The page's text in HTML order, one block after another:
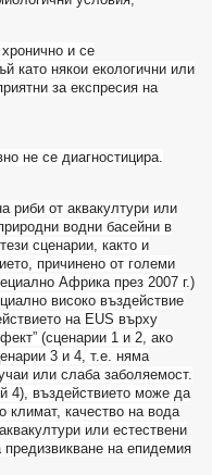
и се
като някои екологични или
за експресия на
не се диагностицира.
риби от аквакултури или
водни басейни в
сценарии, както и
причинено от големи
Африка през 2007 г.)
високо въздействие
на EUS върху
(сценарии 1 и 2, ако
3 и 4, т.е. няма
или слаба заболяемост.
4), въздействието може да
климат, качество на вода
или естествени
предизвикване на епидемия